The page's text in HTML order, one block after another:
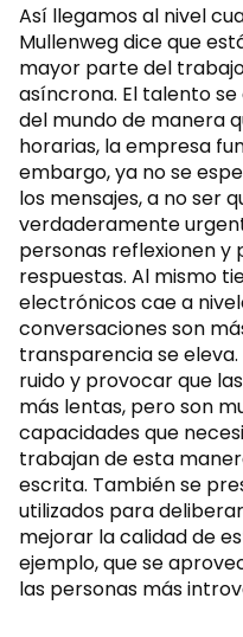
Así llegamos al nivel
Mullenweg dice que
mayor parte del
asíncrona. El talento
del mundo de manera
horarias, la empresa
embargo, ya no se
los mensajes, a no ser
verdaderamente
personas reflexionen y
respuestas. Al mismo
electrónicos cae a
conversaciones son
transparencia se
ruido y provocar que
más lentas, pero son
capacidades que
trabajan de esta
escrita. También se
utilizados para
mejorar la calidad de
ejemplo, que se
las personas más